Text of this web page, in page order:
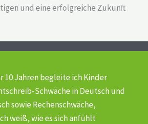
und eine erfolgreiche Zukunft
10 Jahren begleite ich Kinder
Schwächein Deutsch und
sowie Rechenschwäche,
weiß, wie es sich anfühlt